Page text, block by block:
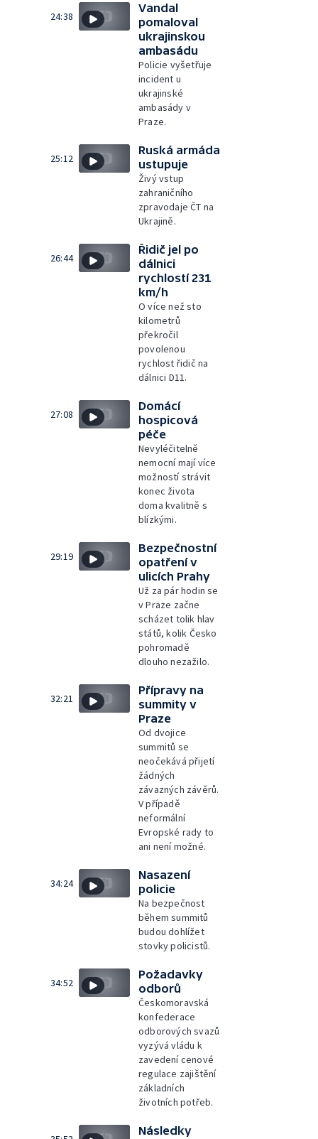
24:38
Vandal
pomaloval
ukrajinskou
ambasádu
Policie vyšetřuje
incident u
ukrajinské
ambasády v
Praze.
25:12
Ruská armáda
ustupuje
Živý vstup
zahraničního
zpravodaje ČT na
Ukrajině.
26:44
Řidič jel po
dálnici
rychlostí 231
km/h
O více než sto
kilometrů
překročil
povolenou
rychlost řidič na
dálnici D11.
27:08
Domácí
hospicová
péče
Nevyléčitelně
nemocní mají více
možností strávit
konec života
doma kvalitně s
blízkými.
29:19
Bezpečnostní
opatření v
ulicích Prahy
Už za pár hodin se
v Praze začne
scházet tolik hlav
států, kolik Česko
pohromadě
dlouho nezažilo.
32:21
Přípravy na
summity v
Praze
Od dvojice
summitů se
neočekává přijetí
žádných
závazných závěrů.
V případě
neformální
Evropské rady to
ani není možné.
34:24
Nasazení
policie
Na bezpečnost
během summitů
budou dohlížet
stovky policistů.
34:52
Požadavky
odborů
Českomoravská
konfederace
odborových svazů
vyzývá vládu k
zavedení cenové
regulace zajištění
základních
životních potřeb.
Následky